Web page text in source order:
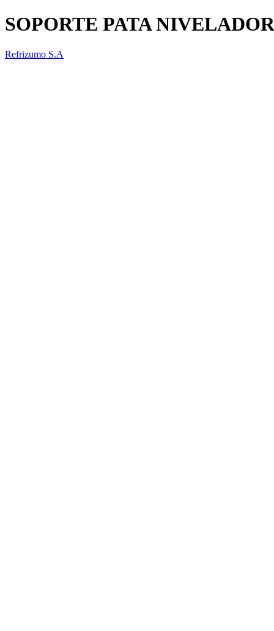
SOPORTE PATA
Refrizumo S.A